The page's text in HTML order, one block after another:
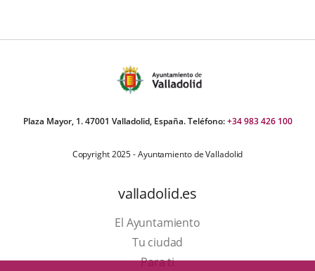
Plaza Mayor, 1. 47001 Valladolid, España. Teléfono:+34 983 426 100
Copyright 2025 - Ayuntamiento de Valladolid
valladolid.es
El Ayuntamiento
Tu ciudad
Para ti